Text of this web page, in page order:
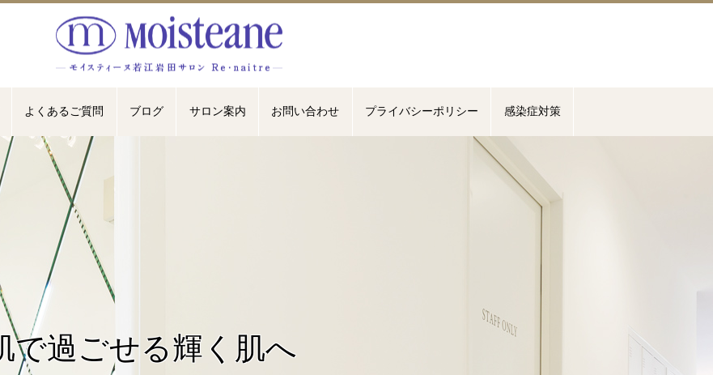
よくあるご質問 ブログ サロン案内 お問い合わせ プライバシーポリシー 感染症対策